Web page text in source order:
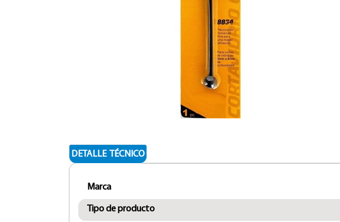
DETALLE TÉCNICO
Marca
Tipo de producto